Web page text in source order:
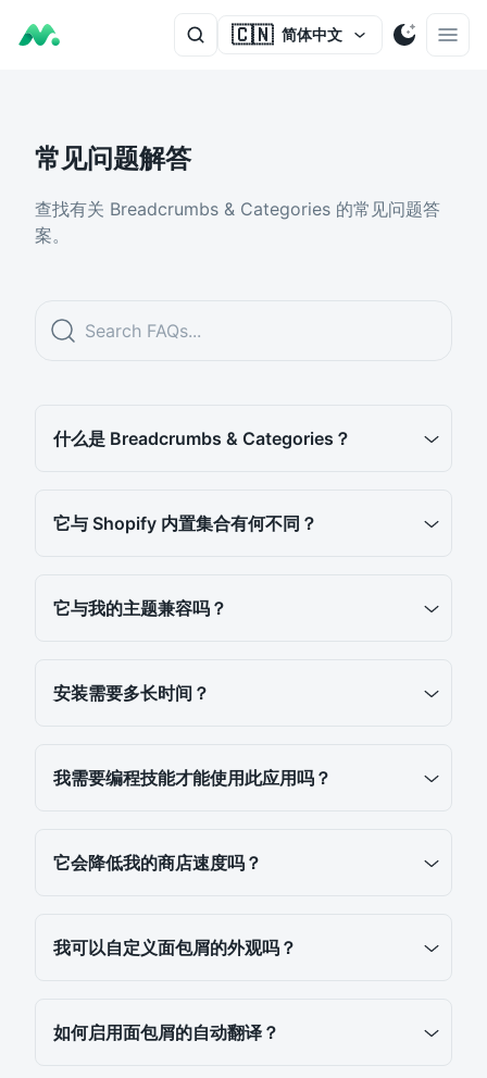
🇨🇳 简体中文
常见问题解答
查找有关 Breadcrumbs & Categories 的常见问题答
案。
什么是 Breadcrumbs & Categories？
它与 Shopify 内置集合有何不同？
它与我的主题兼容吗？
安装需要多长时间？
我需要编程技能才能使用此应用吗？
它会降低我的商店速度吗？
我可以自定义面包屑的外观吗？
如何启用面包屑的自动翻译？